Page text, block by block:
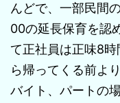
んどで、一部民間
00の延長保育を認
て正社員は正味8
ら帰ってくる前よ
バイト、パートの